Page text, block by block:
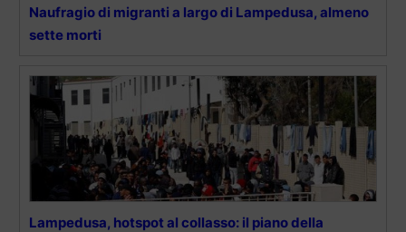
Naufragio di migranti a largo di Lampedusa, almeno
sette morti
Lampedusa, hotspot al collasso: il piano della